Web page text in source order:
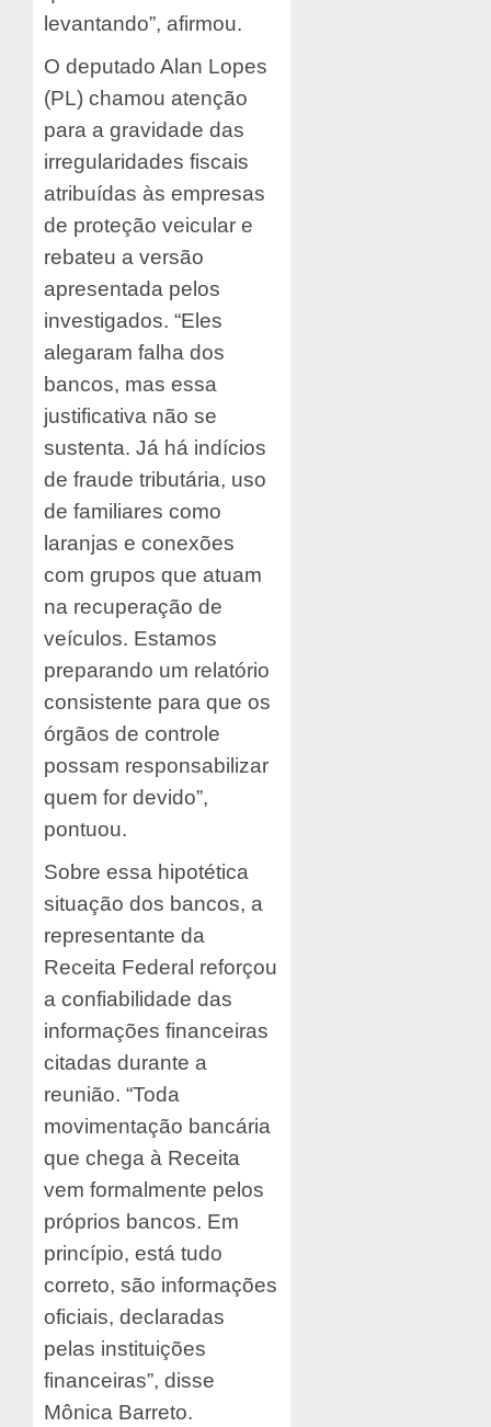
levantando”, afirmou.
O deputado Alan Lopes
(PL) chamou atenção
para a gravidade das
irregularidades fiscais
atribuídas às empresas
de proteção veicular e
rebateu a versão
apresentada pelos
investigados. “Eles
alegaram falha dos
bancos, mas essa
justificativa não se
sustenta. Já há indícios
de fraude tributária, uso
de familiares como
laranjas e conexões
com grupos que atuam
na recuperação de
veículos. Estamos
preparando um relatório
consistente para que os
órgãos de controle
possam responsabilizar
quem for devido”,
pontuou.
Sobre essa hipotética
situação dos bancos, a
representante da
Receita Federal reforçou
a confiabilidade das
informações financeiras
citadas durante a
reunião. “Toda
movimentação bancária
que chega à Receita
vem formalmente pelos
próprios bancos. Em
princípio, está tudo
correto, são informações
oficiais, declaradas
pelas instituições
financeiras”, disse
Mônica Barreto.